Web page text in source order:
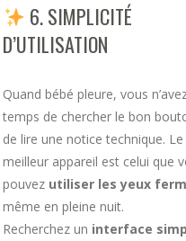
6. SIMPLICITÉ
D’UTILISATION
Quand bébé pleure, vous
temps de chercher le bon
de lire une notice technique. Le
meilleur appareil est celui que
pouvez utiliser les yeux
même en pleine nuit.
Recherchez un interface